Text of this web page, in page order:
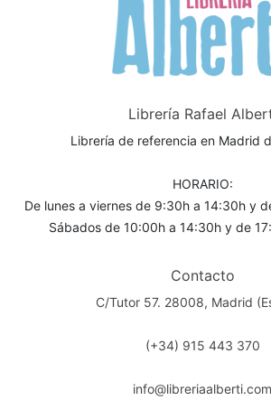
Librería Rafael
Librería de referencia en Madrid
HORARIO:
De lunes a viernes de 9:30h a 14:30h y
Sábados de 10:00h a 14:30h y de
Contacto
C/Tutor 57. 28008, Madrid
(+34) 915 443 370
info@libreriaalberti.com